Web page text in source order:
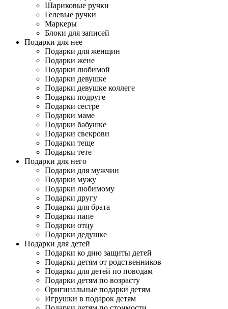
Шариковые ручки
Гелевые ручки
Маркеры
Блоки для записей
Подарки для нее
Подарки для женщин
Подарки жене
Подарки любимой
Подарки девушке
Подарки девушке коллеге
Подарки подруге
Подарки сестре
Подарки маме
Подарки бабушке
Подарки свекрови
Подарки теще
Подарки тете
Подарки для него
Подарки для мужчин
Подарки мужу
Подарки любимому
Подарки другу
Подарки для брата
Подарки папе
Подарки отцу
Подарки дедушке
Подарки для детей
Подарки ко дню защиты детей
Подарки детям от родственников
Подарки для детей по поводам
Подарки детям по возрасту
Оригинальные подарки детям
Игрушки в подарок детям